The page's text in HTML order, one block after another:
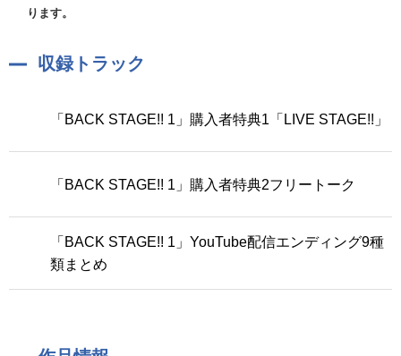
ります。
収録トラック
「BACK STAGE!! 1」購入者特典1「LIVE STAGE!!」
「BACK STAGE!! 1」購入者特典2フリートーク
「BACK STAGE!! 1」YouTube配信エンディング9種
類まとめ